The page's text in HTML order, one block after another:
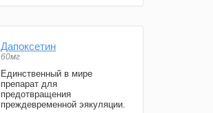
Дапоксетин
60мг
Единственный в мире
препарат для
предотвращения
преждевременной эякуляции.